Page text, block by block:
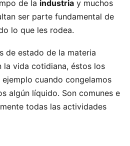
de la industria y muchos
ser parte fundamental de
lo que les rodea.
de estado de la materia
la vida cotidiana, éstos los
cuando congelamos
algún líquido. Son comunes e
todas las actividades